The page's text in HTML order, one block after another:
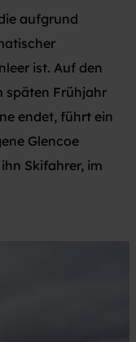
aufgrund
ist. Auf den
späten Frühjahr
endet, führt ein
Glencoe
Skifahrer, im